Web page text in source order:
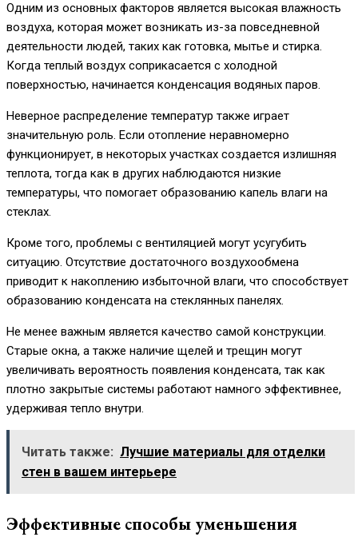
Одним из основных факторов является высокая влажность
воздуха, которая может возникать из-за повседневной
деятельности людей, таких как готовка, мытье и стирка.
Когда теплый воздух соприкасается с холодной
поверхностью, начинается конденсация водяных паров.
Неверное распределение температур также играет
значительную роль. Если отопление неравномерно
функционирует, в некоторых участках создается излишняя
теплота, тогда как в других наблюдаются низкие
температуры, что помогает образованию капель влаги на
стеклах.
Кроме того, проблемы с вентиляцией могут усугубить
ситуацию. Отсутствие достаточного воздухообмена
приводит к накоплению избыточной влаги, что способствует
образованию конденсата на стеклянных панелях.
Не менее важным является качество самой конструкции.
Старые окна, а также наличие щелей и трещин могут
увеличивать вероятность появления конденсата, так как
плотно закрытые системы работают намного эффективнее,
удерживая тепло внутри.
Читать также: Лучшие материалы для отделки
стен в вашем интерьере
Эффективные способы уменьшения